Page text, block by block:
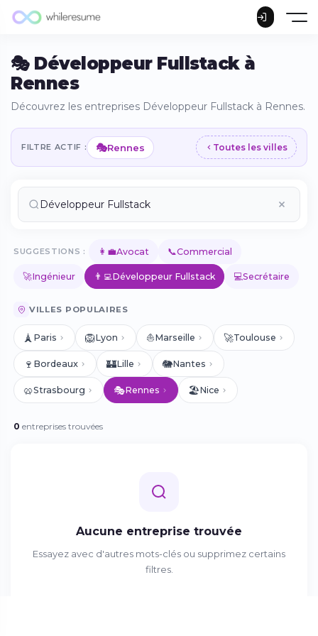
🎭 Développeur Fullstack à
Rennes
Découvrez les entreprises Développeur Fullstack à Rennes.
FILTRE ACTIF : 🎭Rennes Toutes les villes
SUGGESTIONS : 👩‍💼Avocat 📞Commercial
🚀Ingénieur 👨‍💻Développeur Fullstack 💻Secrétaire
VILLES POPULAIRES
🗼 Paris 🦁Lyon ⛵Marseille 🚀Toulouse
🍷 Bordeaux 🏰Lille 🐘Nantes
🥨Strasbourg 🎭Rennes 🏖️Nice
0 entreprises trouvées
Aucune entreprise trouvée
Essayez avec d'autres mots-clés ou supprimez certains
filtres.